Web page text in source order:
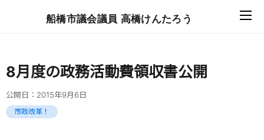
船橋市議会議員 高橋けんたろう
8月度の政務活動費領収書公開
公開日： 2015年9月6日
市政改革！